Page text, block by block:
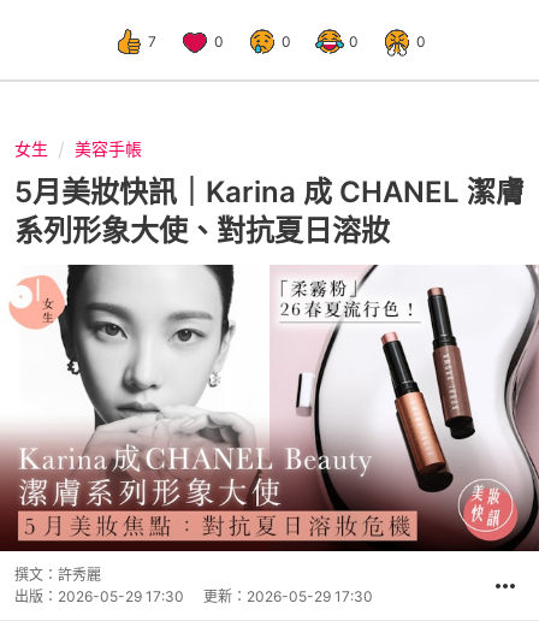
7 0 0 0 0
女生 美容手帳
5月美妝快訊｜Karina 成 CHANEL 潔膚
系列形象大使、對抗夏日溶妝
撰文： 許秀麗
出版： 2026-05-29 17:30 更新： 2026-05-29 17:30